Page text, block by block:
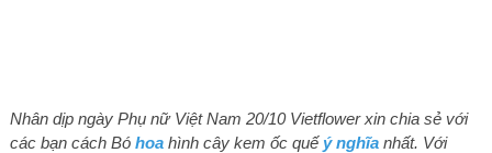
Nhân dịp ngày Phụ nữ Việt Nam 20/10 Vietflower xin chia sẻ với
các bạn cách Bó hoahình cây kem ốc quế ý nghĩanhất. Với